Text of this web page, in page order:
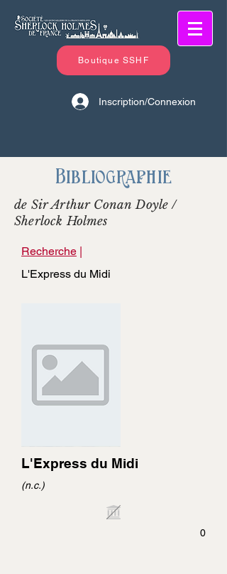
Boutique SSHF
Inscription/Connexion
Bibliographie
de Sir Arthur Conan Doyle /
Sherlock Holmes
Recherche |
L'Express du Midi
L'Express du Midi
(n.c.)
0